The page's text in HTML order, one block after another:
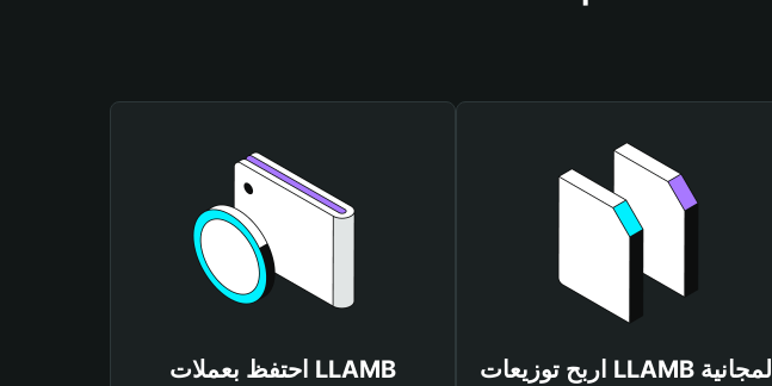
احتفظ بعملات LLAMB اربح توزيعات LLAMB المجانية